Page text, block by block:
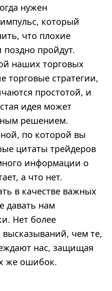
нужен
который
что плохие
пройдут.
наших торговых
торговые стратегии,
простотой, и
идея может
решением.
по которой вы
цитаты трейдеров
информации о
а что нет.
в качестве важных
давать нам
Нет более
чем те,
нас, защищая
же ошибок.